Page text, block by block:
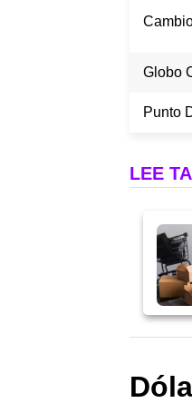
Globo
Punto
LEE